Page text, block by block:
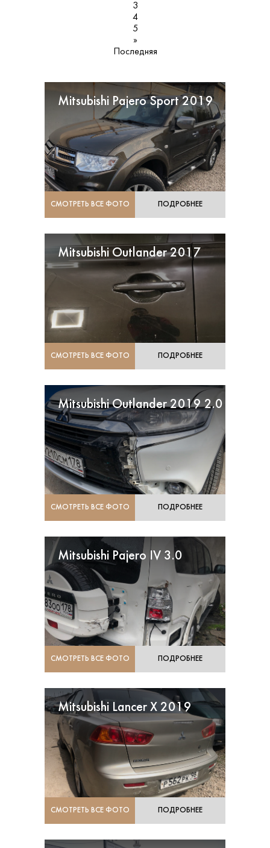
3
4
5
»
Последняя
Mitsubishi Pajero Sport 2019
СМОТРЕТЬ ВСЕ ФОТО ПОДРОБНЕЕ
Mitsubishi Outlander 2017
СМОТРЕТЬ ВСЕ ФОТО ПОДРОБНЕЕ
Mitsubishi Outlander 2019 2.0
СМОТРЕТЬ ВСЕ ФОТО ПОДРОБНЕЕ
Mitsubishi Pajero IV 3.0
СМОТРЕТЬ ВСЕ ФОТО ПОДРОБНЕЕ
Mitsubishi Lancer X 2019
СМОТРЕТЬ ВСЕ ФОТО ПОДРОБНЕЕ